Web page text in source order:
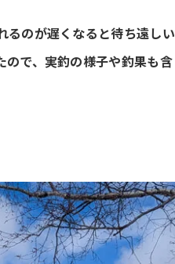
るのが遅くなると待ち遠しい
で、実釣の様子や釣果も含